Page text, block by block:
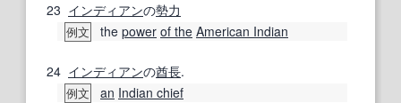
23 インディアンの勢力
例文 the power of the American Indian
24 インディアンの酋長.
例文 an Indian chief